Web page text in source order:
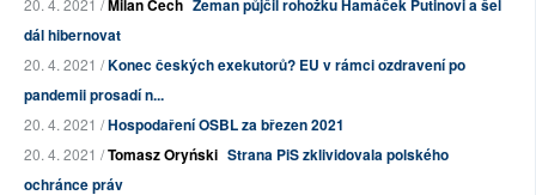
20. 4. 2021 /Milan Čech Zeman půjčil rohožku Hamáček Putinovi a šel
dál hibernovat
20. 4. 2021 /Konec českých exekutorů? EU v rámci ozdravení po
pandemii prosadí n...
20. 4. 2021 /Hospodaření OSBL za březen 2021
20. 4. 2021 /Tomasz Oryński Strana PiS zklividovala polského
ochránce práv